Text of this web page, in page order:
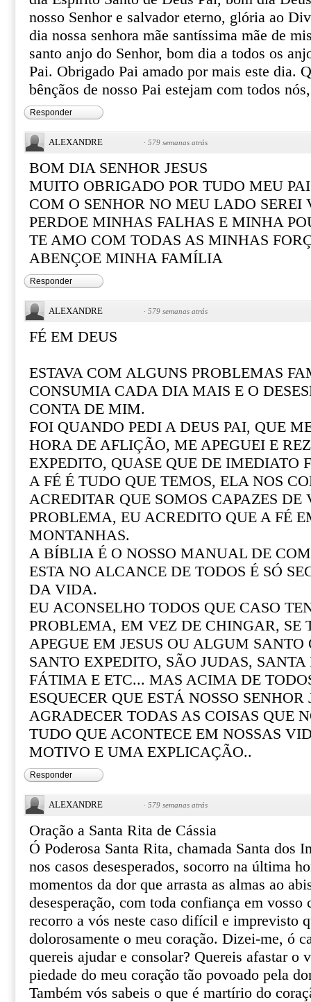
nosso Senhor e salvador eterno, glória ao
dia nossa senhora mãe santíssima mãe de
santo anjo do Senhor, bom dia a todos os
Pai. Obrigado Pai amado por mais este dia.
bênçãos de nosso Pai estejam com todos
Responder
ALEXANDRE · 579 semanas atrás
BOM DIA SENHOR JESUS
MUITO OBRIGADO POR TUDO MEU PAI
COM O SENHOR NO MEU LADO SEREI
PERDOE MINHAS FALHAS E MINHA
TE AMO COM TODAS AS MINHAS
ABENÇOE MINHA FAMÍLIA
Responder
ALEXANDRE · 579 semanas atrás
FÉ EM DEUS
ESTAVA COM ALGUNS PROBLEMAS
CONSUMIA CADA DIA MAIS E O
CONTA DE MIM.
FOI QUANDO PEDI A DEUS PAI, QUE
HORA DE AFLIÇÃO, ME APEGUEI E
EXPEDITO, QUASE QUE DE IMEDIATO
A FÉ É TUDO QUE TEMOS, ELA NOS
ACREDITAR QUE SOMOS CAPAZES DE
PROBLEMA, EU ACREDITO QUE A FÉ
MONTANHAS.
A BÍBLIA É O NOSSO MANUAL DE
ESTA NO ALCANCE DE TODOS É SÓ
DA VIDA.
EU ACONSELHO TODOS QUE CASO
PROBLEMA, EM VEZ DE CHINGAR, SE
APEGUE EM JESUS OU ALGUM SANTO
SANTO EXPEDITO, SÃO JUDAS, SANTA
FÁTIMA E ETC... MAS ACIMA DE
ESQUECER QUE ESTÁ NOSSO SENHOR
AGRADECER TODAS AS COISAS QUE
TUDO QUE ACONTECE EM NOSSAS
MOTIVO E UMA EXPLICAÇÃO..
Responder
ALEXANDRE · 579 semanas atrás
Oração a Santa Rita de Cássia
Ó Poderosa Santa Rita, chamada Santa dos
nos casos desesperados, socorro na última
momentos da dor que arrasta as almas ao
desesperação, com toda confiança em vosso
recorro a vós neste caso difícil e imprevisto
dolorosamente o meu coração. Dizei-me, ó
quereis ajudar e consolar? Quereis afastar o
piedade do meu coração tão povoado pela
Também vós sabeis o que é martírio do